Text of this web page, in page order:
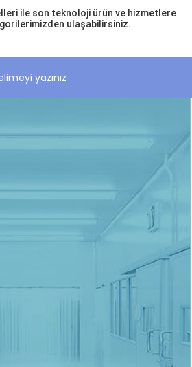
ile son teknoloji ürün ve hizmetlere
ulaşabilirsiniz.